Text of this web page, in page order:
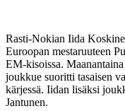
Rasti-Nokian Iida
Euroopan mestaruuteen
EM-kisoissa. Maanantaina
joukkue suoritti tasaisen
kärjessä. Iidan lisäksi
Jantunen.